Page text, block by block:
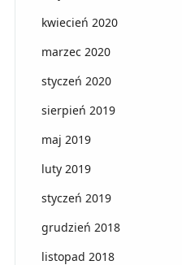
kwiecień 2020
marzec 2020
styczeń 2020
sierpień 2019
maj 2019
luty 2019
styczeń 2019
grudzień 2018
listopad 2018